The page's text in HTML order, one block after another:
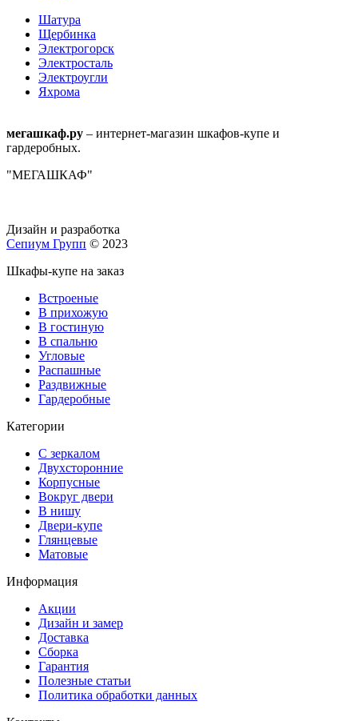
Шатура
Щербинка
Электрогорск
Электросталь
Электроугли
Яхрома
мегашкаф.ру – интернет-магазин шкафов-купе и
гардеробных.
"МЕГАШКАФ"
Дизайн и разработка
Сепиум Групп © 2023
Шкафы-купе на заказ
Встроеные
В прихожую
В гостиную
В спальню
Угловые
Распашные
Раздвижные
Гардеробные
Категории
С зеркалом
Двухсторонние
Корпусные
Вокруг двери
В нишу
Двери-купе
Глянцевые
Матовые
Информация
Акции
Дизайн и замер
Доставка
Сборка
Гарантия
Полезные статьи
Политика обработки данных